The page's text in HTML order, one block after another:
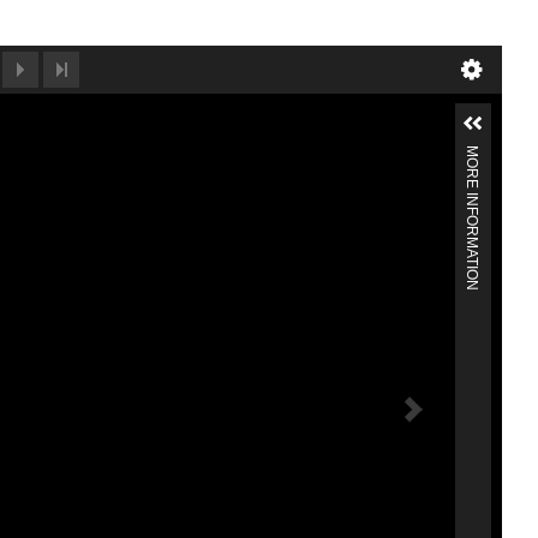
MORE INFORMATION